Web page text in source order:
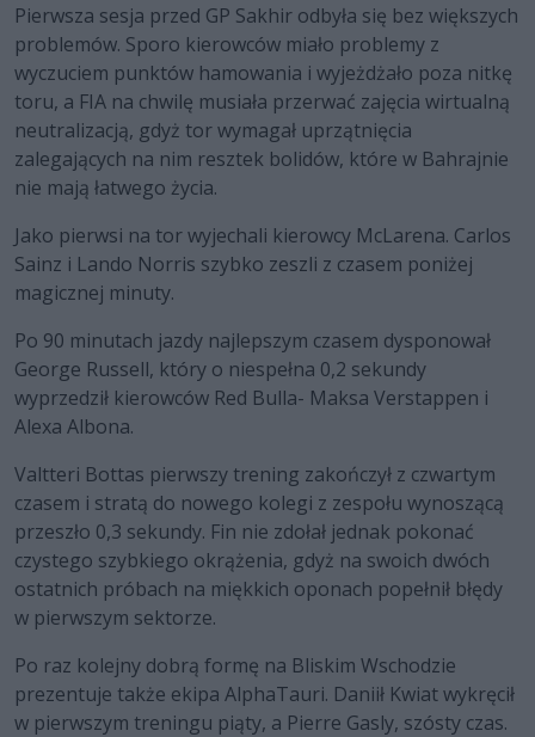
Pierwsza sesja przed GP Sakhir odbyła się bez większych
problemów. Sporo kierowców miało problemy z
wyczuciem punktów hamowania i wyjeżdżało poza nitkę
toru, a FIA na chwilę musiała przerwać zajęcia wirtualną
neutralizacją, gdyż tor wymagał uprzątnięcia
zalegających na nim resztek bolidów, które w Bahrajnie
nie mają łatwego życia.
Jako pierwsi na tor wyjechali kierowcy McLarena. Carlos
Sainz i Lando Norris szybko zeszli z czasem poniżej
magicznej minuty.
Po 90 minutach jazdy najlepszym czasem dysponował
George Russell, który o niespełna 0,2 sekundy
wyprzedził kierowców Red Bulla- Maksa Verstappen i
Alexa Albona.
Valtteri Bottas pierwszy trening zakończył z czwartym
czasem i stratą do nowego kolegi z zespołu wynoszącą
przeszło 0,3 sekundy. Fin nie zdołał jednak pokonać
czystego szybkiego okrążenia, gdyż na swoich dwóch
ostatnich próbach na miękkich oponach popełnił błędy
w pierwszym sektorze.
Po raz kolejny dobrą formę na Bliskim Wschodzie
prezentuje także ekipa AlphaTauri. Daniił Kwiat wykręcił
w pierwszym treningu piąty, a Pierre Gasly, szósty czas.